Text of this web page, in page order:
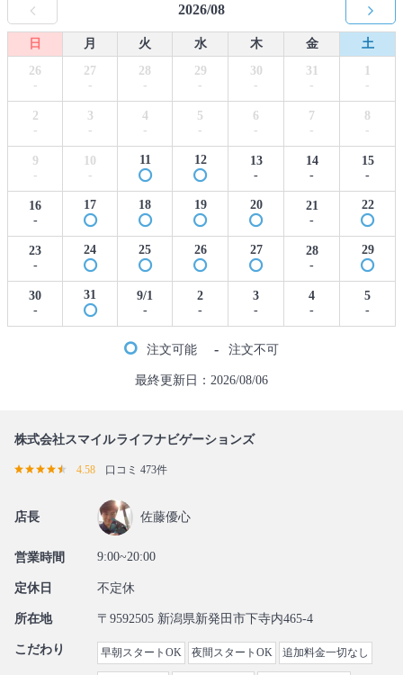
2026/08
日 月 火 水 木 金
土
26
-
27
-
28
-
29
-
30
-
31
-
1
-
2
-
3
-
4
-
5
-
6
-
7
-
8
-
9
-
10
-
11 12
13
-
14
-
15
-
16
-
17 18 19 20
21
-
22
23
-
24 25 26 27
28
-
29
30
-
31
9/1
-
2
-
3
-
4
-
5
-
注文可能 - 注文不可
最終更新日：2026/08/06
株式会社スマイルライフナビゲーションズ
4.58 口コミ 473件
店長 佐藤優心
営業時間 9:00~20:00
定休日 不定休
所在地 〒9592505 新潟県新発田市下寺内465-4
こだわり 早朝スタートOK 夜間スタートOK 追加料金一切なし